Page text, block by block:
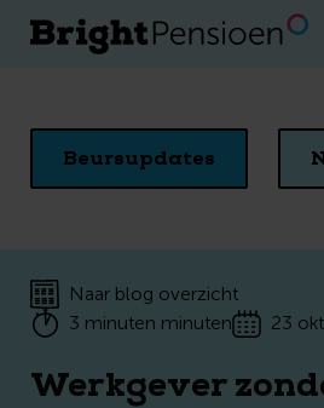
Wil je een kosteloos
van onze pensioenexperts.
Beursupdates
Naar blog overzicht
3 minuten minuten
23
Werkgever